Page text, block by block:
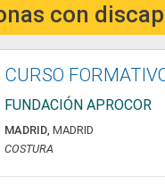
con
CURSO
FUNDACIÓN APROCOR
MADRID,MADRID
COSTURA